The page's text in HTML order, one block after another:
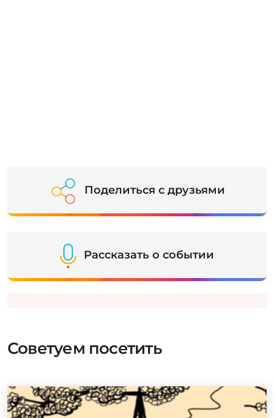
Поделиться с друзьями
Рассказать о событии
Советуем посетить